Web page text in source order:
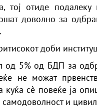
тој отиде
доволно за
доби
од 5% од БДП за
не можат
куќа сè повеќе ја
самодоволност и